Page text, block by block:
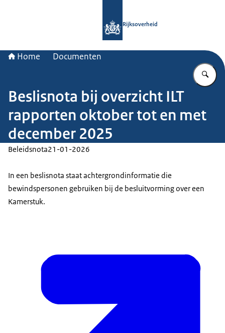
Rijksoverheid
Home Documenten
Beslisnota bij overzicht ILT
rapporten oktober tot en met
december 2025
Beleidsnota21-01-2026
In een beslisnota staat achtergrondinformatie die
bewindspersonen gebruiken bij de besluitvorming over een
Kamerstuk.